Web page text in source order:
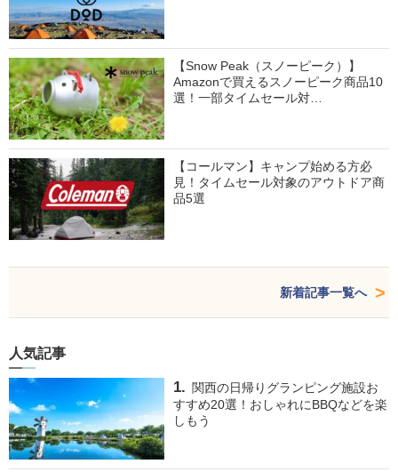
【Snow Peak（スノーピーク）】
Amazonで買えるスノーピーク商品10
選！一部タイムセール対…
【コールマン】キャンプ始める方必
見！タイムセール対象のアウトドア商
品5選
新着記事一覧へ
人気記事
関西の日帰りグランピング施設お
すすめ20選！おしゃれにBBQなどを楽
しもう